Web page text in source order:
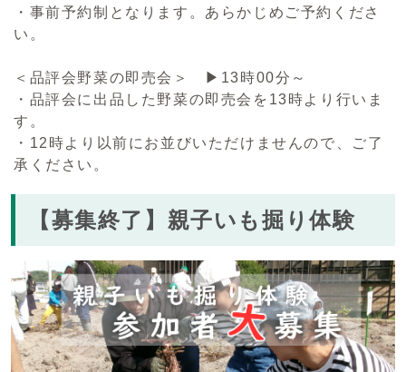
・事前予約制となります。あらかじめご予約くださ
い。
＜品評会野菜の即売会＞ ▶13時00分～
・品評会に出品した野菜の即売会を13時より行いま
す。
・12時より以前にお並びいただけませんので、ご了
承ください。
【募集終了】親子いも掘り体験